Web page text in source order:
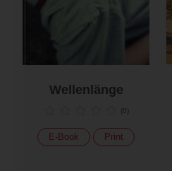
Wellenlänge
(0
E-Book Print